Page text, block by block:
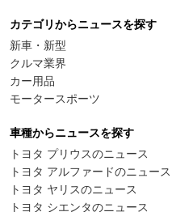
カテゴリからニュースを探す
新車・新型
クルマ業界
カー用品
モータースポーツ
車種からニュースを探す
トヨタ プリウスのニュース
トヨタ アルファードのニュース
トヨタ ヤリスのニュース
トヨタ シエンタのニュース